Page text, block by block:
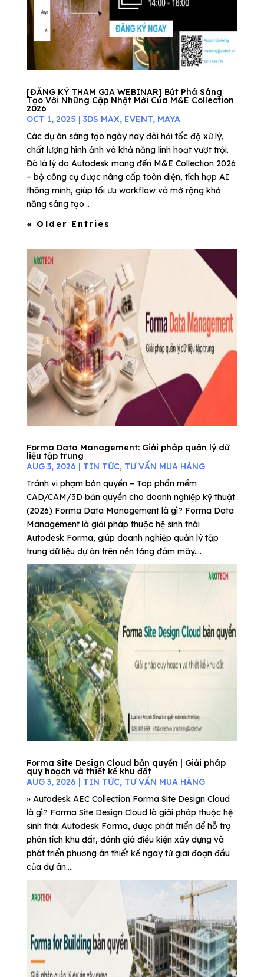
[ĐĂNG KÝ THAM GIA WEBINAR] Bứt Phá Sáng
Tạo Với Những Cập Nhật Mới Của M&E Collection
2026
OCT 1, 2025 | 3DS MAX, EVENT, MAYA
Các dự án sáng tạo ngày nay đòi hỏi tốc độ xử lý,
chất lượng hình ảnh và khả năng linh hoạt vượt trội.
Đó là lý do Autodesk mang đến M&E Collection 2026
– bộ công cụ được nâng cấp toàn diện, tích hợp AI
thông minh, giúp tối ưu workflow và mở rộng khả
năng sáng tạo...
« Older Entries
Forma Data Management: Giải pháp quản lý dữ
liệu tập trung
AUG 3, 2026 | TIN TỨC, TƯ VẤN MUA HÀNG
Tránh vi phạm bản quyền – Top phần mềm
CAD/CAM/3D bản quyền cho doanh nghiệp kỹ thuật
(2026) Forma Data Management là gì? Forma Data
Management là giải pháp thuộc hệ sinh thái
Autodesk Forma, giúp doanh nghiệp quản lý tập
trung dữ liệu dự án trên nền tảng đám mây....
Forma Site Design Cloud bản quyền | Giải pháp
quy hoạch và thiết kế khu đất
AUG 3, 2026 | TIN TỨC, TƯ VẤN MUA HÀNG
» Autodesk AEC Collection Forma Site Design Cloud
là gì? Forma Site Design Cloud là giải pháp thuộc hệ
sinh thái Autodesk Forma, được phát triển để hỗ trợ
phân tích khu đất, đánh giá điều kiện xây dựng và
phát triển phương án thiết kế ngay từ giai đoạn đầu
của dự án....